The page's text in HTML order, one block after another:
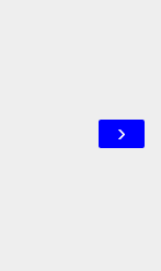
›